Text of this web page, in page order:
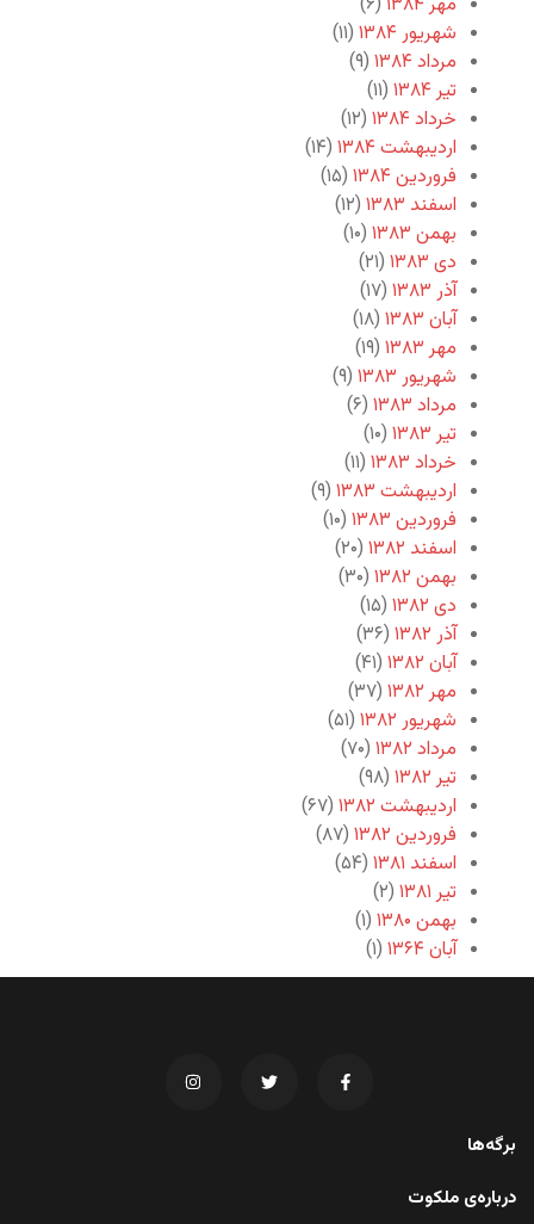
شهریور ۱۳۸۴
(۱۱)
مرداد ۱۳۸۴
(۹)
تیر ۱۳۸۴
(۱۱)
خرداد ۱۳۸۴
(۱۲)
اردیبهشت ۱۳۸۴
(۱۴)
فروردین ۱۳۸۴
(۱۵)
اسفند ۱۳۸۳
(۱۲)
بهمن ۱۳۸۳
(۱۰)
دی ۱۳۸۳
(۲۱)
آذر ۱۳۸۳
(۱۷)
آبان ۱۳۸۳
(۱۸)
مهر ۱۳۸۳
(۱۹)
شهریور ۱۳۸۳
(۹)
مرداد ۱۳۸۳
(۶)
تیر ۱۳۸۳
(۱۰)
خرداد ۱۳۸۳
(۱۱)
اردیبهشت ۱۳۸۳
(۹)
فروردین ۱۳۸۳
(۱۰)
اسفند ۱۳۸۲
(۲۰)
بهمن ۱۳۸۲
(۳۰)
دی ۱۳۸۲
(۱۵)
آذر ۱۳۸۲
(۳۶)
آبان ۱۳۸۲
(۴۱)
مهر ۱۳۸۲
(۳۷)
شهریور ۱۳۸۲
(۵۱)
مرداد ۱۳۸۲
(۷۰)
تیر ۱۳۸۲
(۹۸)
اردیبهشت ۱۳۸۲
(۶۷)
فروردین ۱۳۸۲
(۸۷)
اسفند ۱۳۸۱
(۵۴)
تیر ۱۳۸۱
(۲)
بهمن ۱۳۸۰
(۱)
آبان ۱۳۶۴
(۱)
برگه‌ها
درباره‌ی ملکوت